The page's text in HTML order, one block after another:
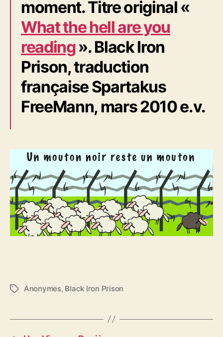
moment. Titre original «
What the hell are you
reading». Black Iron
Prison, traduction
française Spartakus
FreeMann, mars 2010 e.v.
É
q
Anonymes, Black Iron Prison